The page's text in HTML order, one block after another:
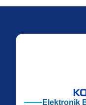
Elektronik